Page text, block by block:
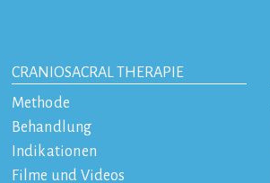
CRANIOSACRAL THERAPIE
Methode
Behandlung
Indikationen
Filme und Videos